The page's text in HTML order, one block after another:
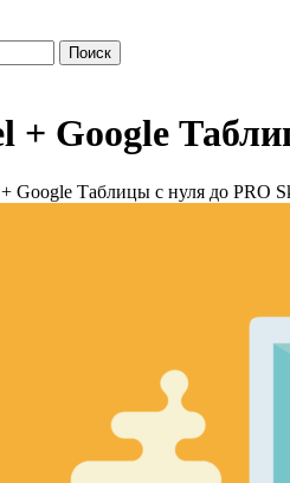
+ Google
Google Таблицы с нуля до PRO